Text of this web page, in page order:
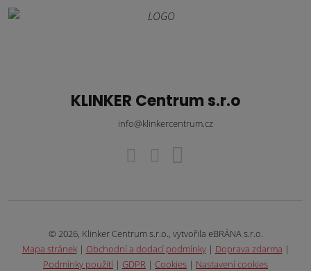
KLINKER Centrum s.r.o
info@klinkercentrum.cz
© 2026, Klinker Centrum s.r.o., vytvořila eBRÁNA s.r.o.
Mapa stránek| Obchodní a dodací podmínky| Doprava zdarma |
Podmínky použití | GDPR | Cookies | Nastavení cookies